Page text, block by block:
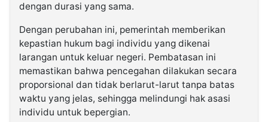
dengan durasi yang sama.
Dengan perubahan ini, pemerintah memberikan
kepastian hukum bagi individu yang dikenai
larangan untuk keluar negeri. Pembatasan ini
memastikan bahwa pencegahan dilakukan secara
proporsional dan tidak berlarut-larut tanpa batas
waktu yang jelas, sehingga melindungi hak asasi
individu untuk bepergian.